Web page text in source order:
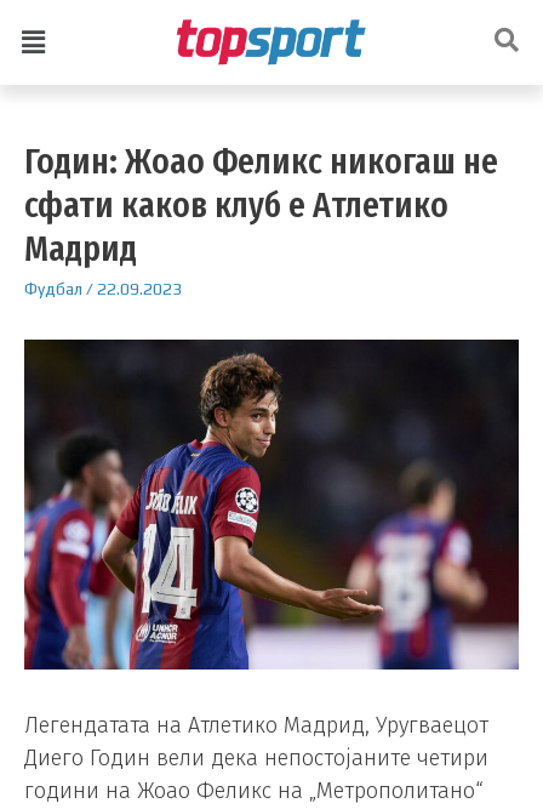
Годин: Жоао Феликс никогаш не
сфати каков клуб е Атлетико
Мадрид
Фудбал /22.09.2023
Легендатата на Атлетико Мадрид, Уругваецот
Диего Годин вели дека непостојаните четири
години на Жоао Феликс на „Метрополитано“